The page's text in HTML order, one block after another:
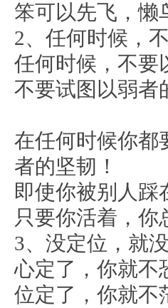
笨可以先飞，懒
2、任何时候，
任何时候，不要
不要试图以弱者
在任何时候你都
者的坚韧！
即使你被别人踩
只要你活着，你
3、没定位，就
心定了，你就不
位定了，你就不